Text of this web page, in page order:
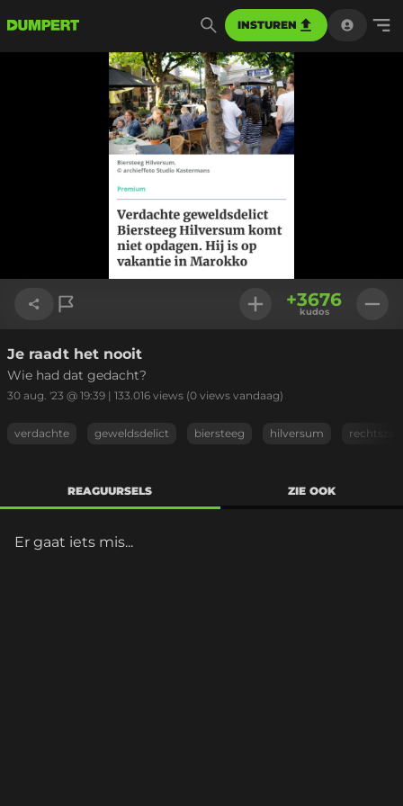
INSTUREN
Link kopiëren
+3676
kudos
Je raadt het nooit
Wie had dat gedacht?
30 aug. '23 @ 19:39 | 133.016 views (0 views vandaag)
verdachte geweldsdelict biersteeg hilversum
REAGUURSELS ZIE OOK
Er gaat iets mis...